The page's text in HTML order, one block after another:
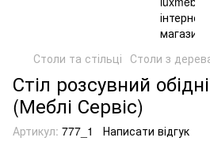
Столи та стільці Столи з
Стіл розсувний
(Меблі Сервіс)
Артикул: 777_1 Написати відгук